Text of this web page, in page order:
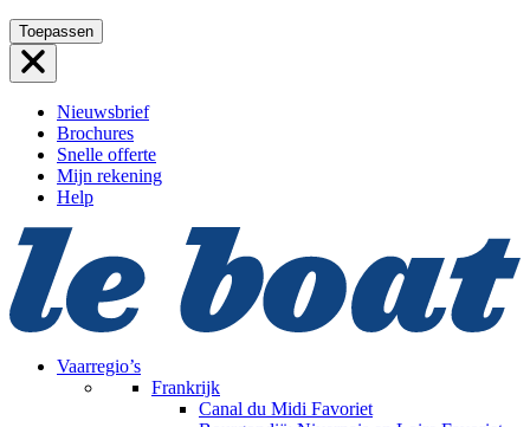
Ga
naar
de
Toepassen
Nieuwsbrief
Brochures
Snelle offerte
Mijn rekening
Help
Vaarregio’s
Frankrijk
Canal du Midi Favoriet